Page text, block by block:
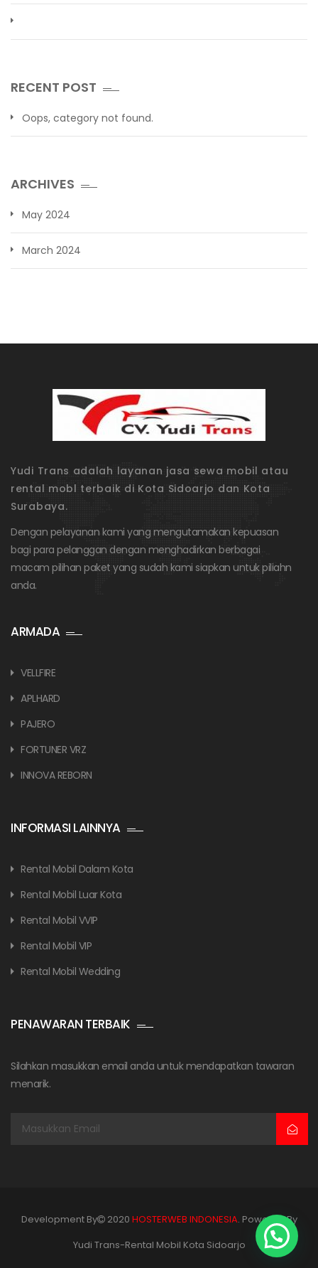
RECENT POST
Oops, category not found.
ARCHIVES
May 2024
March 2024
Yudi Trans adalah layanan jasa sewa mobil atau
rental mobl terbaik di Kota Sidoarjo dan Kota
Surabaya.
Dengan pelayanan kami yang mengutamakan kepuasan
bagi para pelanggan dengan menghadirkan berbagai
macam pilihan paket yang sudah kami siapkan untuk piliahn
anda.
ARMADA
VELLFIRE
APLHARD
PAJERO
FORTUNER VRZ
INNOVA REBORN
INFORMASI LAINNYA
Rental Mobil Dalam Kota
Rental Mobil Luar Kota
Rental Mobil VVIP
Rental Mobil VIP
Rental Mobil Wedding
PENAWARAN TERBAIK
Silahkan masukkan email anda untuk mendapatkan tawaran
menarik.
Development By 2020 HOSTERWEB INDONESIA. Powered By
Yudi Trans-Rental Mobil Kota Sidoarjo